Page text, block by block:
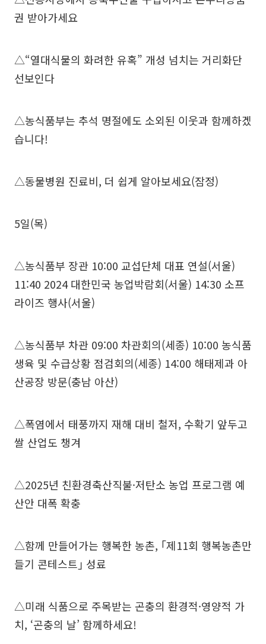
권 받아가세요
△“열대식물의 화려한 유혹” 개성 넘치는 거리화단
선보인다
△농식품부는 추석 명절에도 소외된 이웃과 함께하겠
습니다!
△동물병원 진료비, 더 쉽게 알아보세요(잠정)
5일(목)
△농식품부 장관 10:00 교섭단체 대표 연설(서울)
11:40 2024 대한민국 농업박람회(서울) 14:30 소프
라이즈 행사(서울)
△농식품부 차관 09:00 차관회의(세종) 10:00 농식품
생육 및 수급상황 점검회의(세종) 14:00 해태제과 아
산공장 방문(충남 아산)
△폭염에서 태풍까지 재해 대비 철저, 수확기 앞두고
쌀 산업도 챙겨
△2025년 친환경축산직불·저탄소 농업 프로그램 예
산안 대폭 확충
△함께 만들어가는 행복한 농촌, ｢제11회 행복농촌만
들기 콘테스트｣ 성료
△미래 식품으로 주목받는 곤충의 환경적·영양적 가
치, ‘곤충의 날’ 함께하세요!